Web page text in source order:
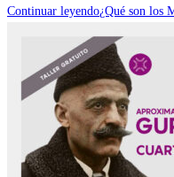
Continuar leyendo¿Qué son los